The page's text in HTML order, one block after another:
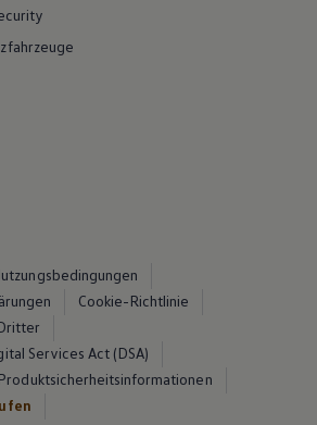
Cookie-Richtlinie
Services Act (DSA)
Produktsicherheitsinformationen